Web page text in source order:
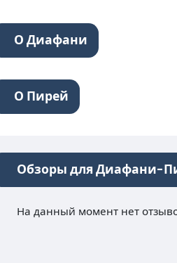
О Диафани
О Пирей
Обзоры для Диафани-
На данный момент нет